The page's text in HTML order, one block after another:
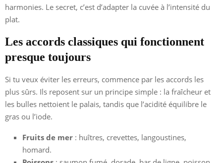
harmonies. Le secret, c’est d’adapter la cuvée à l’intensité du
plat.
Les accords classiques qui fonctionnent
presque toujours
Si tu veux éviter les erreurs, commence par les accords les
plus sûrs. Ils reposent sur un principe simple : la fraîcheur et
les bulles nettoient le palais, tandis que l’acidité équilibre le
gras ou l’iode.
Fruits de mer : huîtres, crevettes, langoustines,
homard.